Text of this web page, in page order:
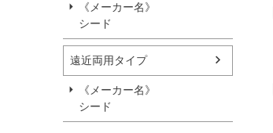
《メーカー名》
シード
遠近両用タイプ
《メーカー名》
シード